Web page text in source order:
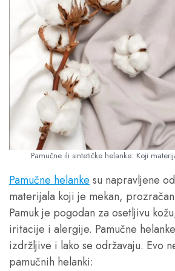
Pamučne ili sintetičke helanke: Koji
Pamučne helanke su napravljene
materijala koji je mekan,
Pamuk je pogodan za osetljivu
iritacije i alergije. Pamučne
izdržljive i lako se održavaju. Evo
pamučnih helanki: